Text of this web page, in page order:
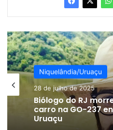
Niquelândia/Uruaçu
28 de julho de 2025
Biólogo do RJ
carro na GO-237
Uruaçu
Niquelândia/Uruaçu
5 de novembro de 2024